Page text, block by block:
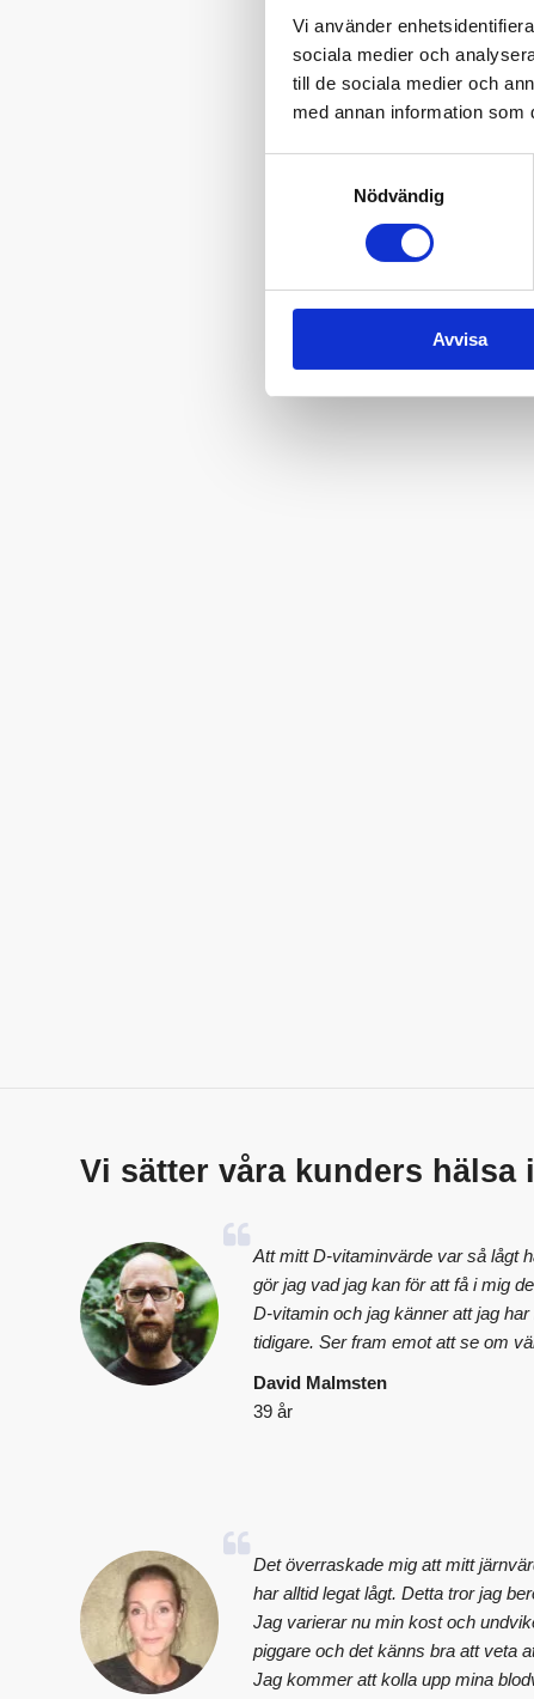
Vi använder
sociala medier och
till de sociala medier och
med annan information
Nödvändig
Avvisa
Vi sätter våra kunders hälsa
Att mitt D-vitaminvärde var så lågt
gör jag vad jag kan för att få i mig
D-vitamin och jag känner att jag
tidigare. Ser fram emot att se om
David Malmsten
39 år
Det överraskade mig att mitt
har alltid legat lågt. Detta tror jag
Jag varierar nu min kost och
piggare och det känns bra att veta
Jag kommer att kolla upp mina